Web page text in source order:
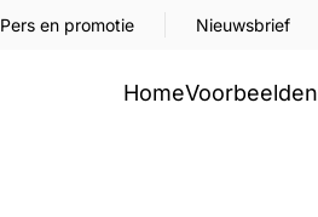
Pers en promotie Nieuwsbrief
HomeVoorbeelden